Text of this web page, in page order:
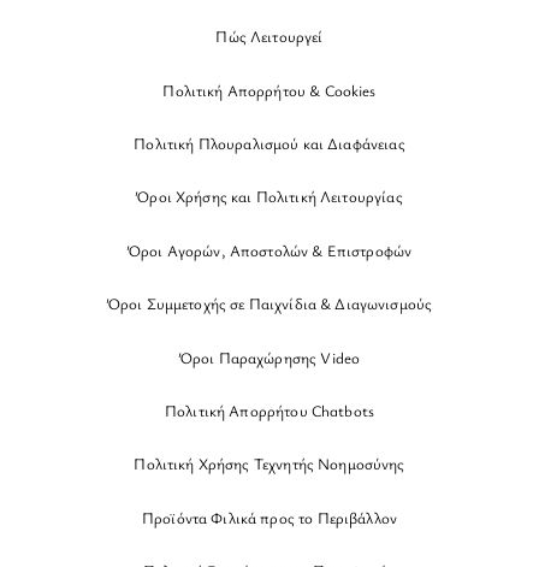
Πώς Λειτουργεί
Πολιτική Απορρήτου & Cookies
Πολιτική Πλουραλισμού και Διαφάνειας
Όροι Χρήσης και Πολιτική Λειτουργίας
Όροι Αγορών, Αποστολών & Επιστροφών
Όροι Συμμετοχής σε Παιχνίδια & Διαγωνισμούς
Όροι Παραχώρησης Video
Πολιτική Απορρήτου Chatbots
Πολιτική Χρήσης Τεχνητής Νοημοσύνης
Προϊόντα Φιλικά προς το Περιβάλλον